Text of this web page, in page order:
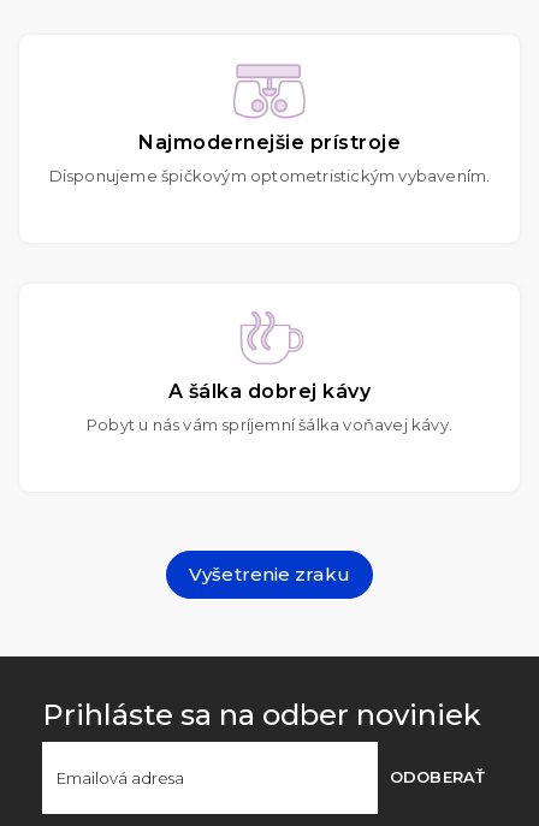
Najmodernejšie prístroje
Disponujeme špičkovým optometristickým vybavením.
A šálka dobrej kávy
Pobyt u nás vám spríjemní šálka voňavej kávy.
Vyšetrenie zraku
Prihláste sa na odber noviniek
ODOBERAŤ